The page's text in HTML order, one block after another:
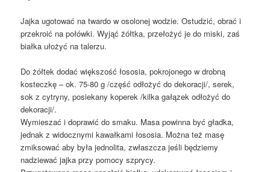
Jajka ugotować na twardo w osolonej wodzie. Ostudzić, obrać i
przekroić na połówki. Wyjąć żółtka, przełożyć je do miski, zaś
białka ułożyć na talerzu.
Do żółtek dodać większość łososia, pokrojonego w drobną
kosteczkę – ok. 75-80 g /część odłożyć do dekoracji/, serek,
sok z cytryny, posiekany koperek /kilka gałązek odłożyć do
dekoracji/.
Wymieszać i doprawić do smaku. Masa powinna być gładka,
jednak z widocznymi kawałkami łososia. Można też masę
zmiksować aby była jednolita, zwłaszcza jeśli będziemy
nadziewać jajka przy pomocy szprycy.